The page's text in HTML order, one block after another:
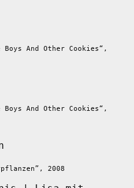
And Other Cookies“,
And Other Cookies“,
2008